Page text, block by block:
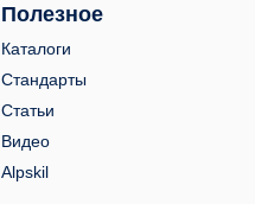
Полезное
Каталоги
Стандарты
Статьи
Видео
Alpskil